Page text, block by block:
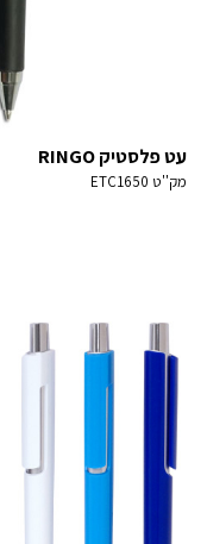
עט פלסטיק RINGO
מק''ט ETC1650